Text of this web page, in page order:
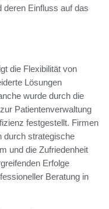
deren Einfluss auf das
die Flexibilität von
Lösungen
wurde durch die
Patientenverwaltung
festgestellt. Firmen
durch strategische
und die Zufriedenheit
Erfolge
Beratung in